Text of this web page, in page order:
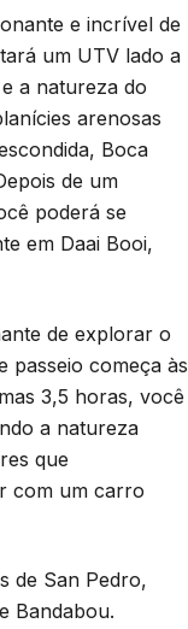
e incrível de
um UTV lado a
a natureza do
arenosas
Boca
de um
poderá se
em Daai Booi,
de explorar o
passeio começa às
3,5 horas, você
a natureza
que
com um carro
de San Pedro,
Bandabou.